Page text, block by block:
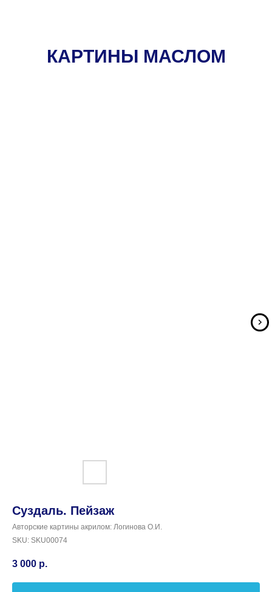
КАРТИНЫ МАСЛОМ
Суздаль. Пейзаж
Авторские картины акрилом: Логинова О.И.
SKU: SKU00074
3 000 р.